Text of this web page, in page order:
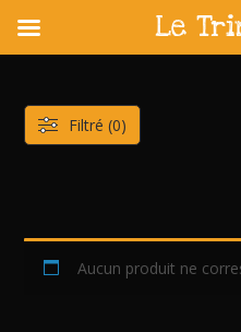
content
Aucun produit ne
Filtré (0)
Le